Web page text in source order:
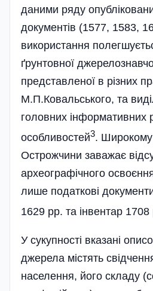
даними ряду
документів (1577, 1583,
використання
ґрунтовної
представленої в різних
М.П.Ковальського, та
головних інформативних
особливостей3. Широкому
Острожчини заважає
археографічного
лише податкові
1629 pp. та інвентар 1708
У сукупності вказані
джерела містять свідчення
населення, його складу